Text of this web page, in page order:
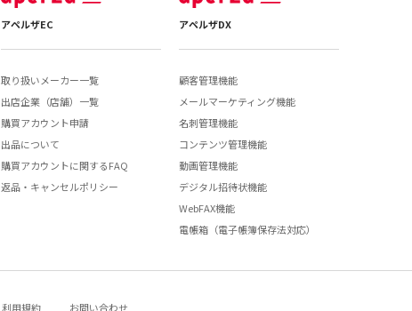
アペルザEC
取り扱いメーカー一覧
出店企業（店舗）一覧
購買アカウント申請
出品について
購買アカウントに関するFAQ
返品・キャンセルポリシー
アペルザDX
顧客管理機能
メールマーケティング機能
名刺管理機能
コンテンツ管理機能
動画管理機能
デジタル招待状機能
WebFAX機能
電帳箱（電子帳簿保存法対応）
利用規約 お問い合わせ